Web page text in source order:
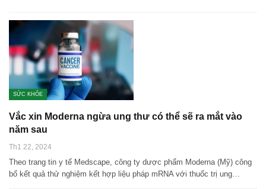
SỨC KHỎE
Vắc xin Moderna ngừa ung thư có thể sẽ ra mắt vào
năm sau
Th1 22, 2024
Theo trang tin y tế Medscape, công ty dược phẩm Moderna (Mỹ) công
bố kết quả thử nghiệm kết hợp liệu pháp mRNA với thuốc trị ung…